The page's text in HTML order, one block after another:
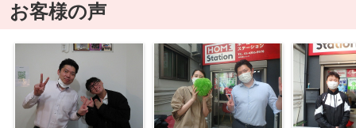
お客様の声